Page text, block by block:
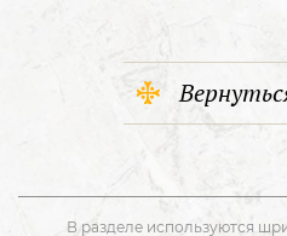
В разделе используются